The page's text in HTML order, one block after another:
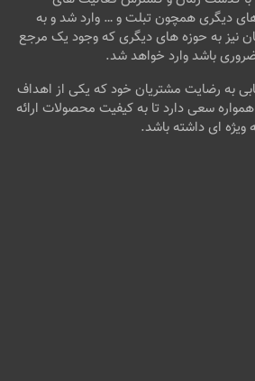
های دیگری همچون تبلت و … وارد شد و به
نیز به حوزه های دیگری که وجود یک مرجع
باشد وارد خواهد شد.
به رضایت مشتریان خود که یکی از اهداف
سعی دارد تا به کیفیت محصولات ارائه
ای داشته باشد.